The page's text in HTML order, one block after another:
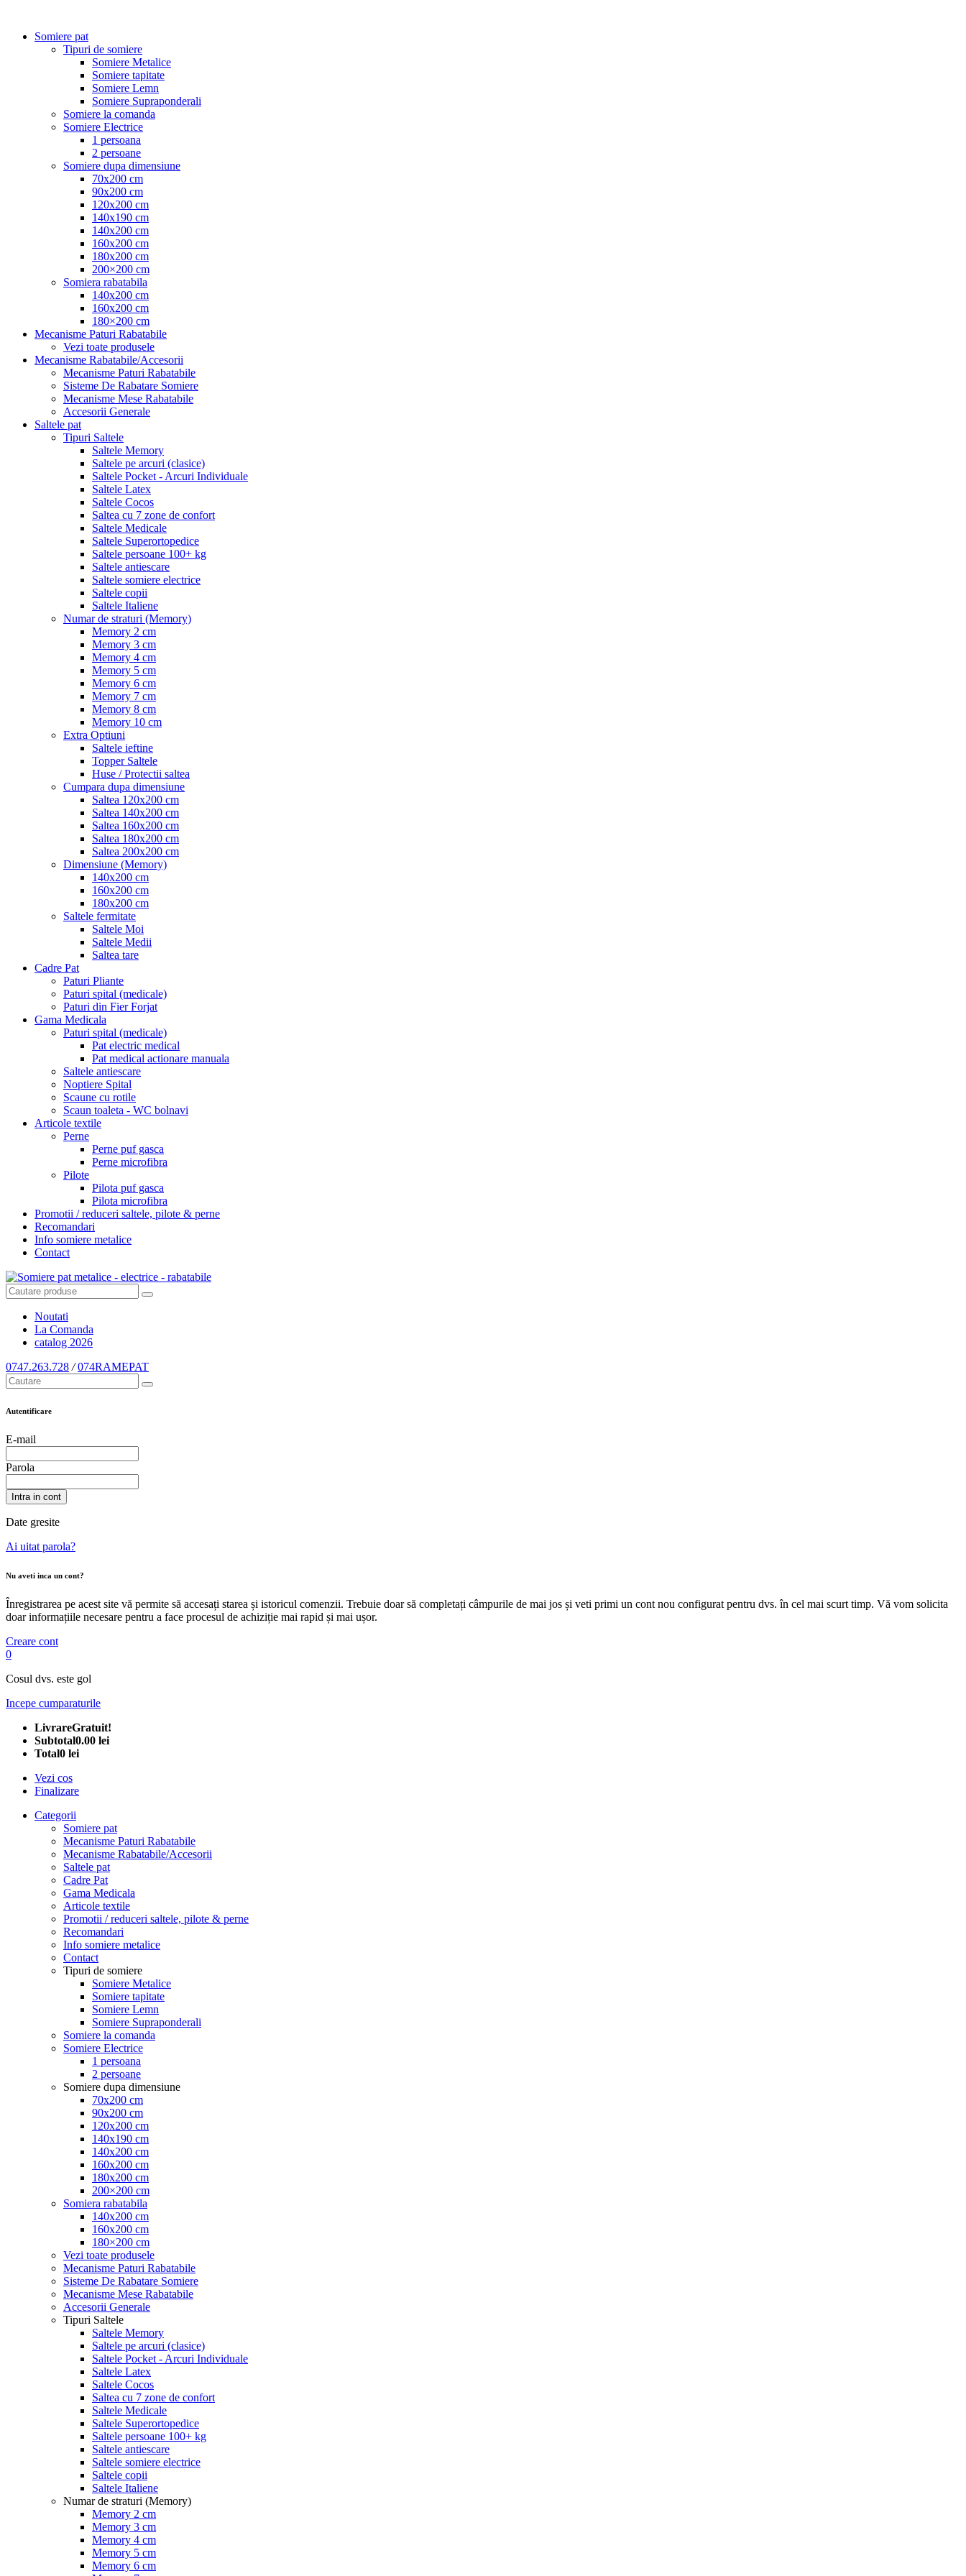
Somiere pat
Tipuri de somiere
Somiere Metalice
Somiere tapitate
Somiere Lemn
Somiere Supraponderali
Somiere la comanda
Somiere Electrice
1 persoana
2 persoane
Somiere dupa dimensiune
70x200 cm
90x200 cm
120x200 cm
140x190 cm
140x200 cm
160x200 cm
180x200 cm
200×200 cm
Somiera rabatabila
140x200 cm
160x200 cm
180×200 cm
Mecanisme Paturi Rabatabile
Vezi toate produsele
Mecanisme Rabatabile/Accesorii
Mecanisme Paturi Rabatabile
Sisteme De Rabatare Somiere
Mecanisme Mese Rabatabile
Accesorii Generale
Saltele pat
Tipuri Saltele
Saltele Memory
Saltele pe arcuri (clasice)
Saltele Pocket - Arcuri Individuale
Saltele Latex
Saltele Cocos
Saltea cu 7 zone de confort
Saltele Medicale
Saltele Superortopedice
Saltele persoane 100+ kg
Saltele antiescare
Saltele somiere electrice
Saltele copii
Saltele Italiene
Numar de straturi (Memory)
Memory 2 cm
Memory 3 cm
Memory 4 cm
Memory 5 cm
Memory 6 cm
Memory 7 cm
Memory 8 cm
Memory 10 cm
Extra Optiuni
Saltele ieftine
Topper Saltele
Huse / Protectii saltea
Cumpara dupa dimensiune
Saltea 120x200 cm
Saltea 140x200 cm
Saltea 160x200 cm
Saltea 180x200 cm
Saltea 200x200 cm
Dimensiune (Memory)
140x200 cm
160x200 cm
180x200 cm
Saltele fermitate
Saltele Moi
Saltele Medii
Saltea tare
Cadre Pat
Paturi Pliante
Paturi spital (medicale)
Paturi din Fier Forjat
Gama Medicala
Paturi spital (medicale)
Pat electric medical
Pat medical actionare manuala
Saltele antiescare
Noptiere Spital
Scaune cu rotile
Scaun toaleta - WC bolnavi
Articole textile
Perne
Perne puf gasca
Perne microfibra
Pilote
Pilota puf gasca
Pilota microfibra
Promotii / reduceri saltele, pilote & perne
Recomandari
Info somiere metalice
Contact
Noutati
La Comanda
catalog 2026
0747.263.728 / 074RAMEPAT
Autentificare
E-mail
Parola
Intra in cont
Date gresite
Ai uitat parola?
Nu aveti inca un cont?
Înregistrarea pe acest site vă permite să accesați starea și istoricul comenzii. Trebuie doar să completați câmpurile de mai jos și veti primi un cont nou configurat pentru dvs. în cel mai scurt timp. Vă vom solicita
doar informațiile necesare pentru a face procesul de achiziție mai rapid și mai ușor.
Creare cont
0
Cosul dvs. este gol
Incepe cumparaturile
LivrareGratuit!
Subtotal0.00 lei
Total0 lei
Vezi cos
Finalizare
Categorii
Somiere pat
Mecanisme Paturi Rabatabile
Mecanisme Rabatabile/Accesorii
Saltele pat
Cadre Pat
Gama Medicala
Articole textile
Promotii / reduceri saltele, pilote & perne
Recomandari
Info somiere metalice
Contact
Tipuri de somiere
Somiere Metalice
Somiere tapitate
Somiere Lemn
Somiere Supraponderali
Somiere la comanda
Somiere Electrice
1 persoana
2 persoane
Somiere dupa dimensiune
70x200 cm
90x200 cm
120x200 cm
140x190 cm
140x200 cm
160x200 cm
180x200 cm
200×200 cm
Somiera rabatabila
140x200 cm
160x200 cm
180×200 cm
Vezi toate produsele
Mecanisme Paturi Rabatabile
Sisteme De Rabatare Somiere
Mecanisme Mese Rabatabile
Accesorii Generale
Tipuri Saltele
Saltele Memory
Saltele pe arcuri (clasice)
Saltele Pocket - Arcuri Individuale
Saltele Latex
Saltele Cocos
Saltea cu 7 zone de confort
Saltele Medicale
Saltele Superortopedice
Saltele persoane 100+ kg
Saltele antiescare
Saltele somiere electrice
Saltele copii
Saltele Italiene
Numar de straturi (Memory)
Memory 2 cm
Memory 3 cm
Memory 4 cm
Memory 5 cm
Memory 6 cm